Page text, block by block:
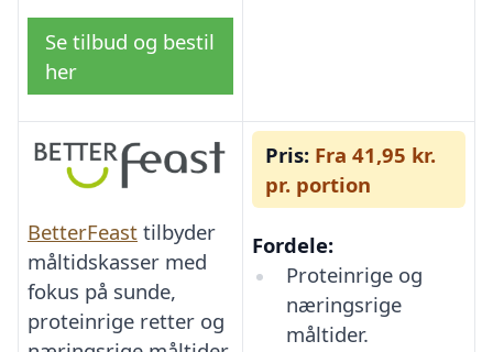
Se tilbud og bestil
her
BetterFeast tilbyder
måltidskasser med
fokus på sunde,
proteinrige retter og
Pris: Fra 41,95 kr.
pr. portion
Fordele:
Proteinrige og
næringsrige
måltider.